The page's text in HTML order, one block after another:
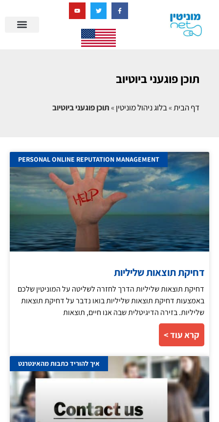
תוכן פוגעני ביוטיוב
דף הבית»בלוג ניהול מוניטין »תוכן פוגעני ביוטיוב
PERSONAL ONLINE REPUTATION MANAGEMENT
דחיקת תוצאות שליליות
דחיקת תוצאות שליליות הדרך לחזרה לשליטה על המוניטין שלכם
באמצעות דחיקת תוצאות שליליות בואו נדבר על דחיקת תוצאות
שליליות. בזירה הדיגיטלית שבה אנו חיים, תוצאות
קרא עוד >
איך להוריד כתבות מהאינטרנט